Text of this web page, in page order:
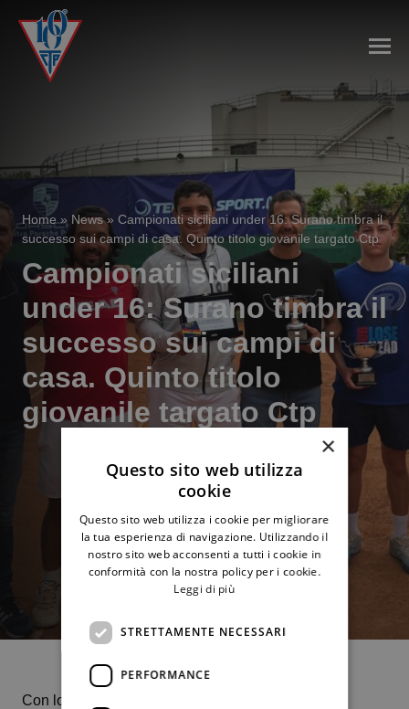
Home» News» Campionati siciliani under 16: Surano timbra il
successo sui campi di casa. Quinto titolo giovanile targato Ctp
Campionati siciliani
under 16: Surano timbra il
successo sui campi di
casa. Quinto titolo
giovanile targato Ctp
Con lo score di 6-3 6-1 conseguito a spese del
×
Questo sito web utilizza
cookie
Questo sito web utilizza i cookie per migliorare
la tua esperienza di navigazione. Utilizzando il
nostro sito web acconsenti a tutti i cookie in
conformità con la nostra policy per i cookie.
Leggi di più
STRETTAMENTE NECESSARI
PERFORMANCE